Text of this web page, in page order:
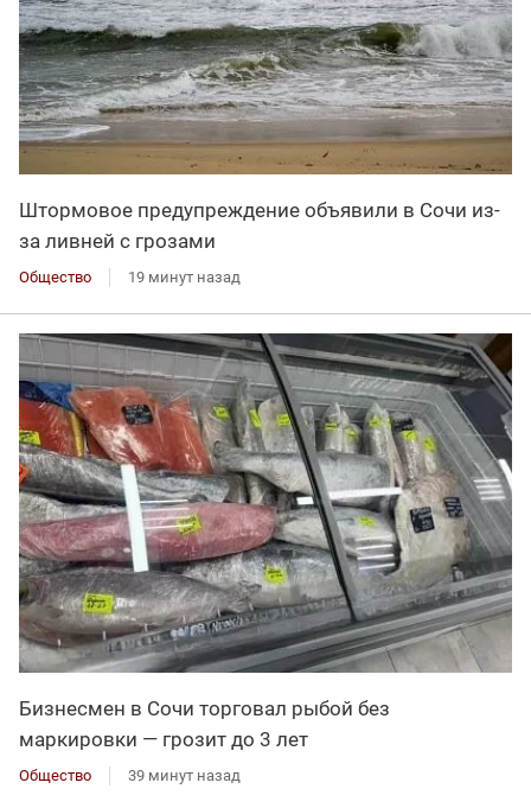
Штормовое предупреждение объявили в Сочи из-
за ливней с грозами
Общество 19 минут назад
Бизнесмен в Сочи торговал рыбой без
маркировки — грозит до 3 лет
Общество 39 минут назад